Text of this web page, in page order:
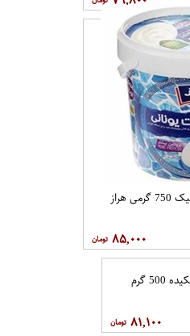
هراز
۸۵,۰۰۰
ماست موسیر چکیده 500 گرم
۸۱,۱۰۰